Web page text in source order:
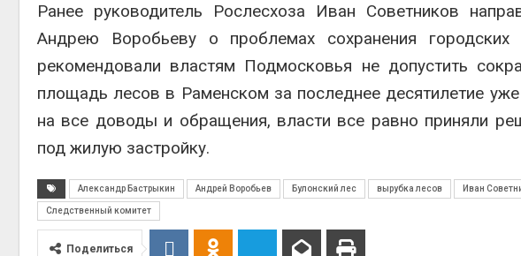
Ранее руководитель Рослесхоза Иван Советников
Андрею Воробьеву о проблемах сохранения городских
рекомендовали властям Подмосковья не допустить
площадь лесов в Раменском за последнее десятилетие
на все доводы и обращения, власти все равно приняли
под жилую застройку.
Александр Бастрыкин Андрей Воробьев Булонский лес вырубка лесов Иван
Следственный комитет
Поделиться
получать
ветра
Авг 6, 2026